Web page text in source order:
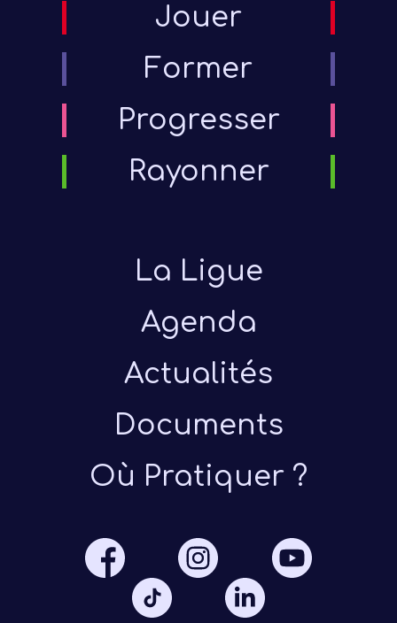
Jouer
Former
Progresser
Rayonner
La Ligue
Agenda
Actualités
Documents
Où Pratiquer ?